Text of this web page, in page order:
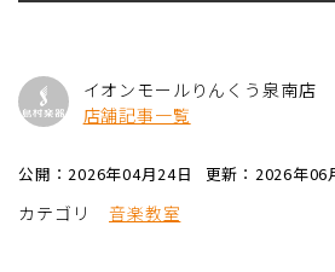
イオンモールりんくう泉南店
店舗記事一覧
公開：2026年04月24日 更新：2026年06
カテゴリ 音楽教室